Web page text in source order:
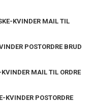
KVINDER MAIL TIL
POSTORDRE BRUD
MAIL TIL ORDRE
KVINDER POSTORDRE